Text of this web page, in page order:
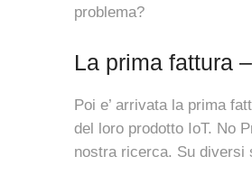
problema?
La prima fattura
Poi e’ arrivata la prima
del loro prodotto IoT. No
nostra ricerca. Su diversi